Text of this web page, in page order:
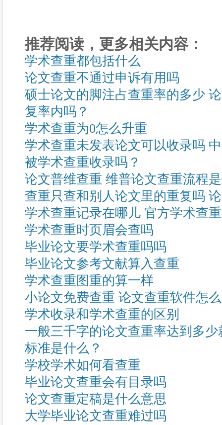
推荐阅读，更多相关内容：
学术查重都包括什么
论文查重不通过申诉有用吗
硕士论文的脚注占查重率的多少
复率内吗？
学术查重为0怎么升重
学术查重未发表论文可以收录吗
被学术查重收录吗？
论文普维查重 维普论文查重流程
查重只查和别人论文里的重复吗
学术查重记录在哪儿 官方学术查
学术查重时页眉会查吗
毕业论文要学术查重吗吗
毕业论文参考文献算入查重
学术查重图重的算一样
小论文免费查重 论文查重软件怎
学术收录和学术查重的区别
一般三千字的论文查重率达到多
标准是什么？
学校学术如何看查重
毕业论文查重会有目录吗
论文查重定稿是什么意思
大学毕业论文查重难过吗